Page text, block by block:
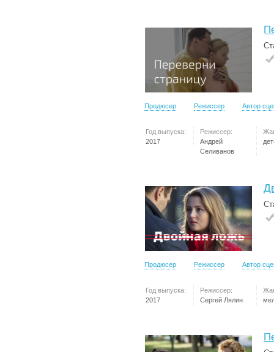
Продюсер Режиссер Автор
Год выпуска:
2017
Режиссер:
Андрей
Селиванов
Продюсер Режиссер Автор
Год выпуска:
2017
Режиссер:
Сергей Лялин